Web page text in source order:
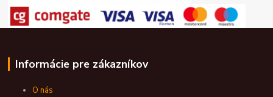
Informácie pre zákazníkov
O nás